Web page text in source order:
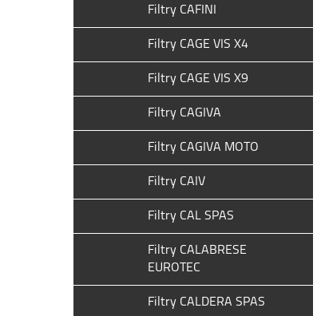
Filtry CAFINI
Filtry CAGE VIS X4
Filtry CAGE VIS X9
Filtry CAGIVA
Filtry CAGIVA MOTO
Filtry CAIV
Filtry CAL SPAS
Filtry CALABRESE
EUROTEC
Filtry CALDERA SPAS